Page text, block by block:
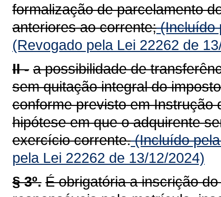
formalização de parcelamento
anteriores ao corrente;(Incluído
(Revogado pela Lei 22262 de
II - a possibilidade de
sem quitação integral do
conforme previsto em Instrução
hipótese em que o adquirente
exercício corrente.(Incluído
pela Lei 22262 de 13/12/2024)
§ 3º. É obrigatória a inscrição